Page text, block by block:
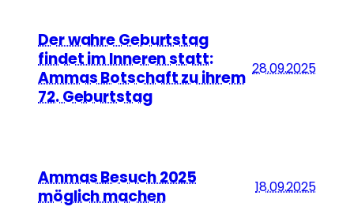
Der wahre Geburtstag
findet im Inneren statt:
Ammas Botschaft zu ihrem
72. Geburtstag
28.09.2025
Ammas Besuch 2025
möglich machen
18.09.2025